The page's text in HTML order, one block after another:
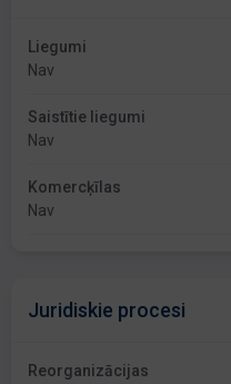
Liegumi
Nav
Saistītie liegumi
Nav
Komercķīlas
Nav
Juridiskie procesi
Reorganizācijas